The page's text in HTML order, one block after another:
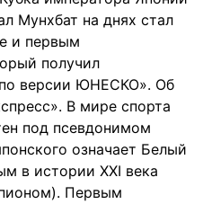
Мунхбат на днях стал
и первым
получил
версии ЮНЕСКО». Об
В мире спорта
под псевдонимом
означает Белый
в истории XXI века
Первым